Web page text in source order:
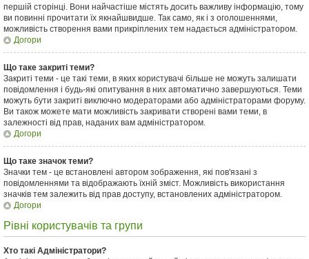
першій сторінці. Вони найчастіше містять досить важливу інформацію, тому
ви повинні прочитати їх якнайшвидше. Так само, як і з оголошеннями,
можливість створення вами прикріплених тем надається адміністратором.
Догори
Що таке закриті теми?
Закриті теми - це такі теми, в яких користувачі більше не можуть залишати
повідомлення і будь-які опитування в них автоматично завершуються. Теми
можуть бути закриті виключно модераторами або адміністраторами форуму.
Ви також можете мати можливість закривати створені вами теми, в
залежності від прав, наданих вам адміністратором.
Догори
Що таке значок теми?
Значки тем - це встановлені автором зображення, які пов'язані з
повідомленнями та відображають їхній зміст. Можливість використання
значків тем залежить від прав доступу, встановлених адміністратором.
Догори
Рівні користувачів та групи
Хто такі Адміністратори?